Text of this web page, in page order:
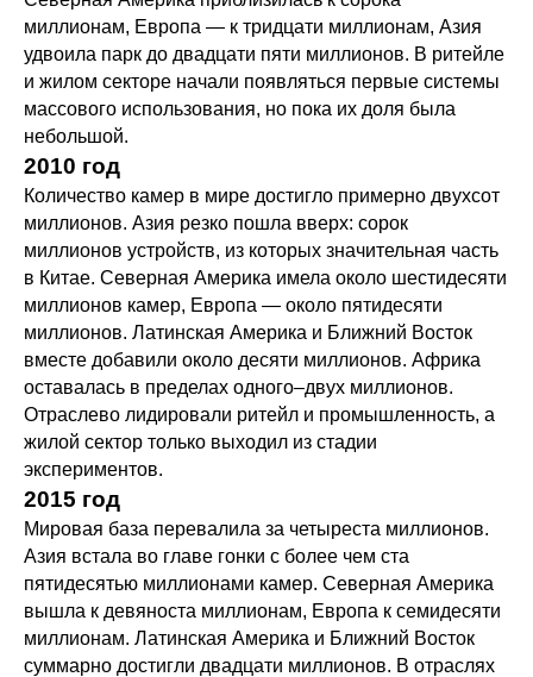
миллионам, Европа — к тридцати миллионам, Азия
удвоила парк до двадцати пяти миллионов. В ритейле
и жилом секторе начали появляться первые системы
массового использования, но пока их доля была
небольшой.
2010 год
Количество камер в мире достигло примерно двухсот
миллионов. Азия резко пошла вверх: сорок
миллионов устройств, из которых значительная часть
в Китае. Северная Америка имела около шестидесяти
миллионов камер, Европа — около пятидесяти
миллионов. Латинская Америка и Ближний Восток
вместе добавили около десяти миллионов. Африка
оставалась в пределах одного–двух миллионов.
Отраслево лидировали ритейл и промышленность, а
жилой сектор только выходил из стадии
экспериментов.
2015 год
Мировая база перевалила за четыреста миллионов.
Азия встала во главе гонки с более чем ста
пятидесятью миллионами камер. Северная Америка
вышла к девяноста миллионам, Европа к семидесяти
миллионам. Латинская Америка и Ближний Восток
суммарно достигли двадцати миллионов. В отраслях